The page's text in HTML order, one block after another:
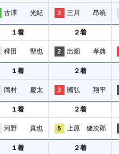
古澤 光紀 3 三川 昂暁
１着 ２着
稗田 聖也 2 出畑 孝典
１着 ２着
岡村 慶太 3 國弘 翔平
１着 ２着
河野 真也 5 上原 健次郎
１着 ２着